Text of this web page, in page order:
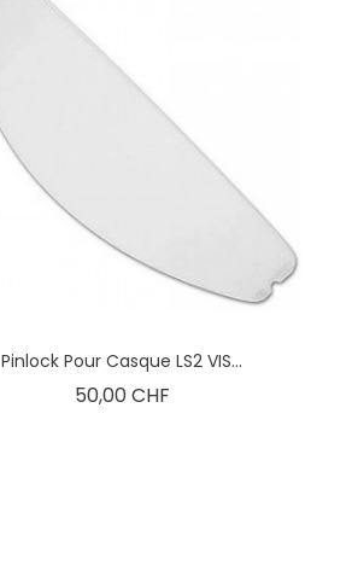
Pinlock Pour Casque LS2 VIS...
50,00 CHFPrix